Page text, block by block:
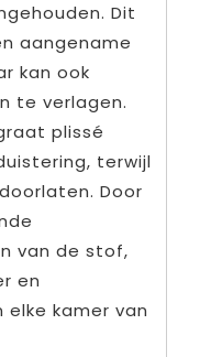
Dit
aangename
kan ook
te verlagen.
plissé
terwijl
Door
van de stof,
en
kamer van